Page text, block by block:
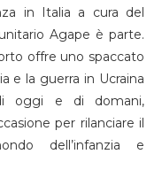
in Italia a cura del
Agape è parte.
offre uno spaccato
e la guerra in Ucraina
oggi e di domani,
per rilanciare il
dell’infanzia e